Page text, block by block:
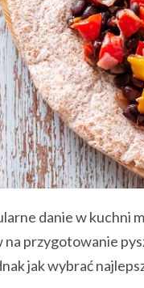
danie w kuchni
na przygotowanie
jak wybrać